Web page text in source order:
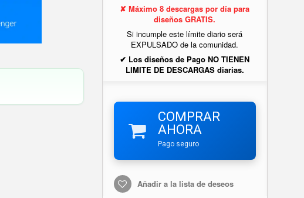
✘ Máximo 8 descargas por día para
diseños GRATIS.
Si incumple este límite diario será
EXPULSADO de la comunidad.
✔ Los diseños de Pago NO TIENEN
LIMITE DE DESCARGAS diarias.
COMPRAR
AHORA
Pago seguro
Añadir a la lista de deseos